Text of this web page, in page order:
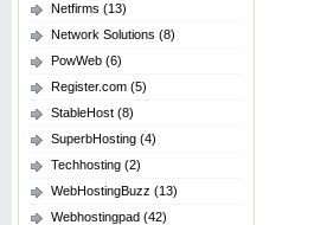
Netfirms (13)
Network Solutions (8)
PowWeb (6)
Register.com (5)
StableHost (8)
SuperbHosting (4)
Techhosting (2)
WebHostingBuzz (13)
Webhostingpad (42)